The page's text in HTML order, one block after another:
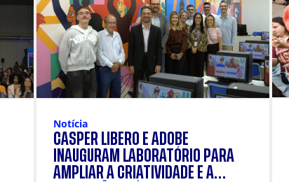
Notícia
CÁSPER LÍBERO E ADOBE
INAUGURAM LABORATÓRIO PARA
AMPLIAR A CRIATIVIDADE E A